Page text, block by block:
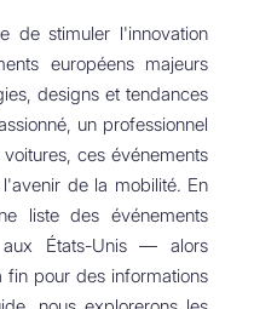
de stimuler l'innovation
européens majeurs
designs et tendances
un professionnel
ces événements
de la mobilité. En
liste des événements
aux États-Unis — alors
pour des informations